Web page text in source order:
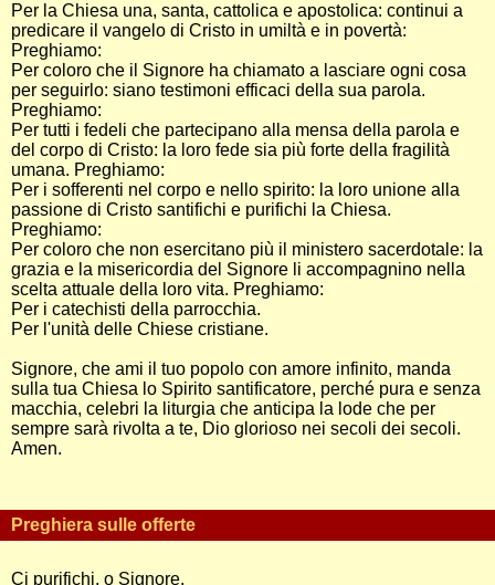
Per la Chiesa una, santa, cattolica e apostolica: continui a
predicare il vangelo di Cristo in umiltà e in povertà:
Preghiamo:
Per coloro che il Signore ha chiamato a lasciare ogni cosa
per seguirlo: siano testimoni efficaci della sua parola.
Preghiamo:
Per tutti i fedeli che partecipano alla mensa della parola e
del corpo di Cristo: la loro fede sia più forte della fragilità
umana. Preghiamo:
Per i sofferenti nel corpo e nello spirito: la loro unione alla
passione di Cristo santifichi e purifichi la Chiesa.
Preghiamo:
Per coloro che non esercitano più il ministero sacerdotale: la
grazia e la misericordia del Signore li accompagnino nella
scelta attuale della loro vita. Preghiamo:
Per i catechisti della parrocchia.
Per l'unità delle Chiese cristiane.
Signore, che ami il tuo popolo con amore infinito, manda
sulla tua Chiesa lo Spirito santificatore, perché pura e senza
macchia, celebri la liturgia che anticipa la lode che per
sempre sarà rivolta a te, Dio glorioso nei secoli dei secoli.
Amen.
Preghiera sulle offerte
Ci purifichi, o Signore,